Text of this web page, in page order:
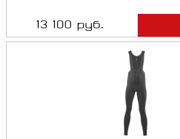
13 100 руб.